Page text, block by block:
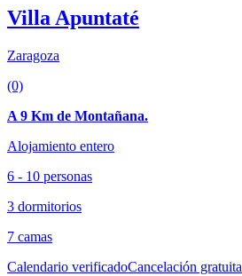
Villa Apuntaté
Zaragoza
(0)
A 9 Km de Montañana.
Alojamiento entero
6 - 10 personas
3 dormitorios
7 camas
Calendario verificadoCancelación gratuita